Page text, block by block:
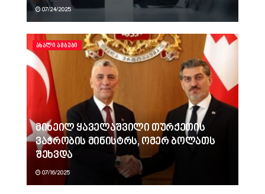
07/24/2025
ᲐᲮᲐᲚᲘ ᲐᲛᲑᲔᲑᲘ
მიხეილ ყაველაშვილი თურქეთის
ვაჭრობის მინისტრს, ომერ ბოლათს
შეხვდა
07/16/2025